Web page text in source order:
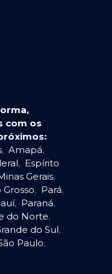
com os
, Amapá,
, Espírito
Gerais,
, Pará,
, Paraná,
do Norte,
do Sul,
Paulo,